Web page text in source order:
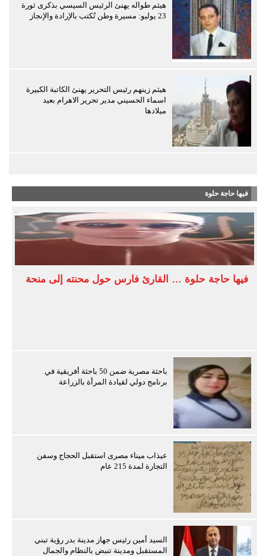
هيثم طواله يهنئ الرئيس السيسي بذكرى ثورة
23 يوليو: مسيرة وطن تُكتب بالإرادة والإنجاز
هيثم زينهم رئيس التحرير يهنئ الكاتبة الكبيرة
اسماء الحسيني مدير تحرير الاهرام بعيد
ميلادها
فيها حاجة حلوة
فيها حاجة حلوة … القارئ فارس حول محنته إلى منحة
باحثة مصرية ضمن 50 باحثة أفريقية في
برنامج دولي لقيادة المرأة بالزراعة
عيذاب ميناء مصرى استقبل الحجاج وسفن
التجارة لمدة 215 عام
السيد أمين رئيس جهاز مدينة بدر رؤية تبني
المستقبل ومدينة تنبض بالنظام والجمال